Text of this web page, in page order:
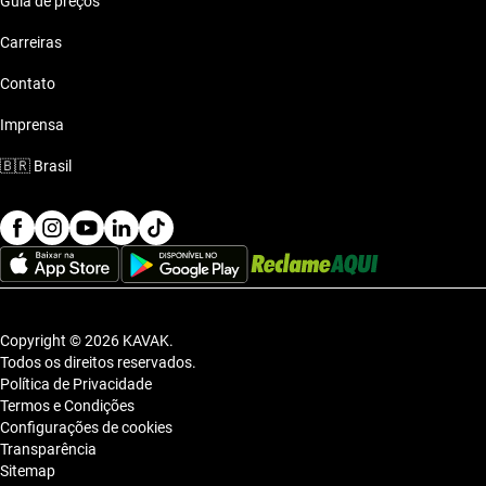
Carreiras
Contato
Imprensa
🇧🇷 Brasil
Copyright © 2026 KAVAK.
Todos os direitos reservados.
Política de Privacidade
Termos e Condições
Configurações de cookies
Transparência
Sitemap